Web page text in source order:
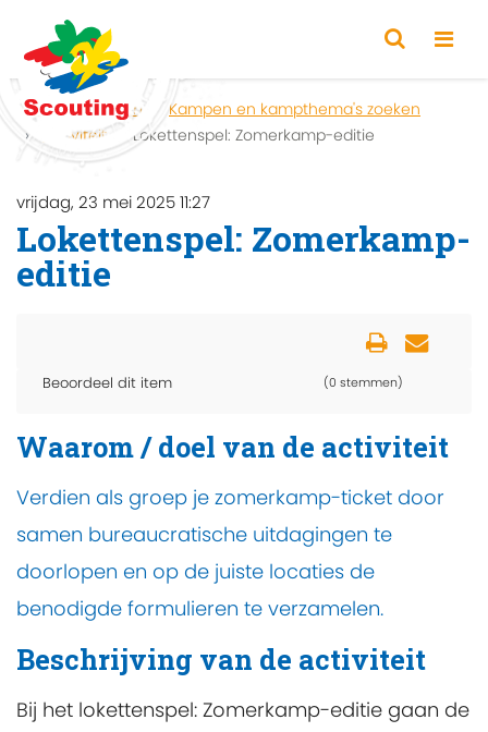
Home Zoeken
Kampen en kampthema's zoeken
Activiteit
Lokettenspel: Zomerkamp-editie
vrijdag, 23 mei 2025 11:27
Lokettenspel: Zomerkamp-
editie
Beoordeel dit item (0 stemmen)
Waarom / doel van de activiteit
Verdien als groep je zomerkamp-ticket door
samen bureaucratische uitdagingen te
doorlopen en op de juiste locaties de
benodigde formulieren te verzamelen.
Beschrijving van de activiteit
Bij het lokettenspel: Zomerkamp-editie gaan de